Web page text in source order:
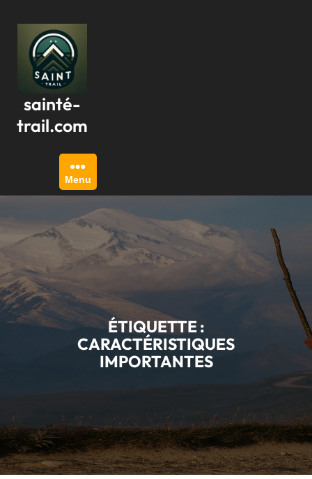
contenu
sainté-
trail.com
Menu
ÉTIQUETTE :
CARACTÉRISTIQUES
IMPORTANTES